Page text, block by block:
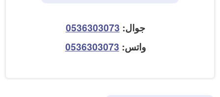
جوال: 0536303073
واتس: 0536303073